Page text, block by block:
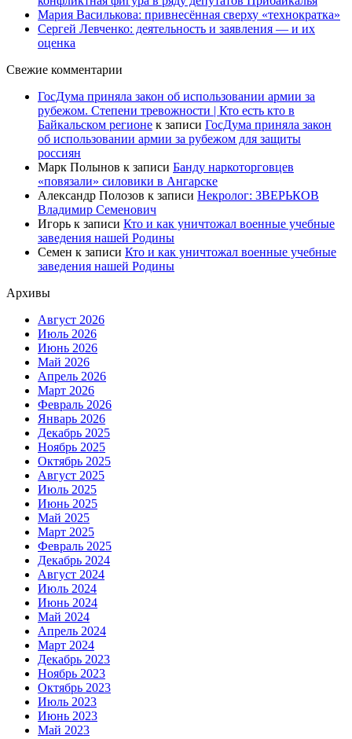
Мария Василькова: привнесённая сверху «технократка»
Сергей Левченко: деятельность и заявления — и их
оценка
Свежие комментарии
ГосДума приняла закон об использовании армии за
рубежом. Степени тревожности | Кто есть кто в
Байкальском регионе к записи ГосДума приняла закон
об использовании армии за рубежом для защиты
россиян
Марк Полынов к записи Банду наркоторговцев
«повязали» силовики в Ангарске
Александр Полозов к записи Некролог: ЗВЕРЬКОВ
Владимир Семенович
Игорь к записи Кто и как уничтожал военные учебные
заведения нашей Родины
Семен к записи Кто и как уничтожал военные учебные
заведения нашей Родины
Архивы
Август 2026
Июль 2026
Июнь 2026
Май 2026
Апрель 2026
Март 2026
Февраль 2026
Январь 2026
Декабрь 2025
Ноябрь 2025
Октябрь 2025
Август 2025
Июль 2025
Июнь 2025
Май 2025
Март 2025
Февраль 2025
Декабрь 2024
Август 2024
Июль 2024
Июнь 2024
Май 2024
Апрель 2024
Март 2024
Декабрь 2023
Ноябрь 2023
Октябрь 2023
Июль 2023
Июнь 2023
Май 2023